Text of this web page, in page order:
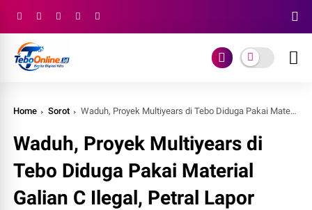
Home Sorot Waduh, Proyek Multiyears di Tebo Diduga Pakai Material Galian C Ilegal, Petral Lapor Polisi
Waduh, Proyek Multiyears di
Tebo Diduga Pakai Material
Galian C Ilegal, Petral Lapor